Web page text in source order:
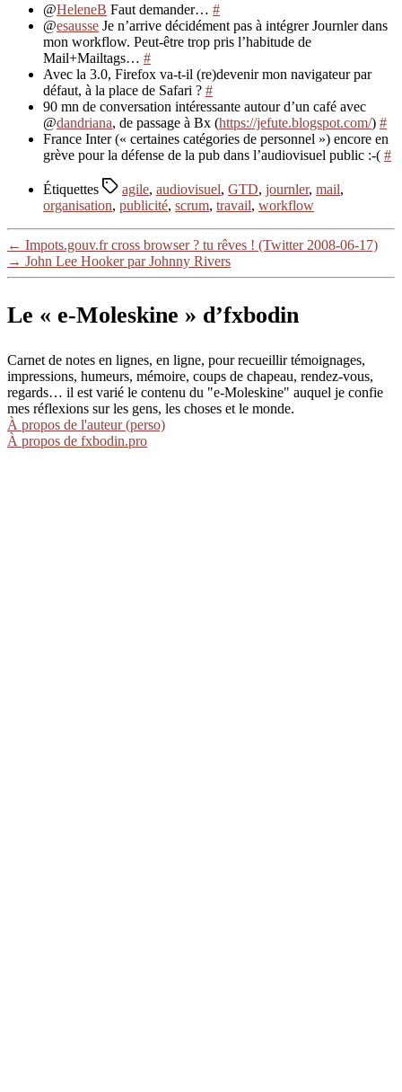
@HeleneB Faut demander… #
@esausse Je n’arrive décidément pas à intégrer Journler dans
mon workflow. Peut-être trop pris l’habitude de
Mail+Mailtags… #
Avec la 3.0, Firefox va-t-il (re)devenir mon navigateur par
défaut, à la place de Safari ? #
90 mn de conversation intéressante autour d’un café avec
@dandriana, de passage à Bx (https://jefute.blogspot.com/) #
France Inter (« certaines catégories de personnel ») encore en
grève pour la défense de la pub dans l’audiovisuel public :-( #
Étiquettes agile, audiovisuel, GTD, journler, mail,
organisation, publicité, scrum, travail, workflow
← Impots.gouv.fr cross browser ? tu rêves ! (Twitter 2008-06-17)
→ John Lee Hooker par Johnny Rivers
Le « e-Moleskine » d’fxbodin
Carnet de notes en lignes, en ligne, pour recueillir témoignages,
impressions, humeurs, mémoire, coups de chapeau, rendez-vous,
regards… il est varié le contenu du "e-Moleskine" auquel je confie
mes réflexions sur les gens, les choses et le monde.
À propos de l'auteur (perso)
À propos de fxbodin.pro